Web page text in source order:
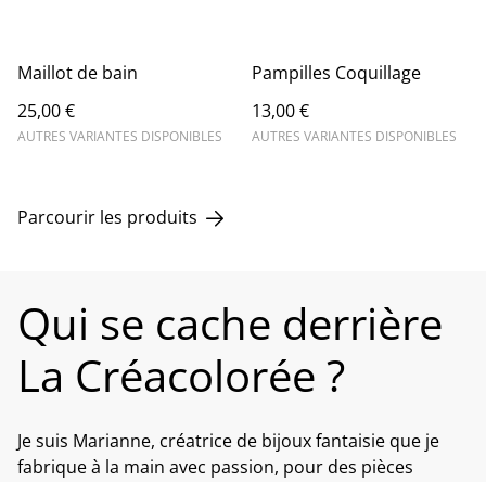
Maillot de bain
25,00 €
AUTRES VARIANTES DISPONIBLES
Pampilles Coquillage
13,00 €
AUTRES VARIANTES DISPONIBLES
Parcourir les produits
Qui se cache derrière
La Créacolorée ?
Je suis Marianne, créatrice de bijoux fantaisie que je
fabrique à la main avec passion, pour des pièces